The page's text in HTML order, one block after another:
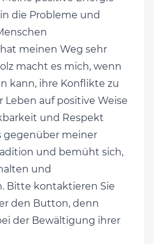
die Probleme und
meinen Weg sehr
macht es mich, wenn
kann, ihre Konflikte zu
auf positive Weise
und Respekt
gegenüber meiner
und bemüht sich,
und
Bitte kontaktieren Sie
den Button, denn
der Bewältigung ihrer